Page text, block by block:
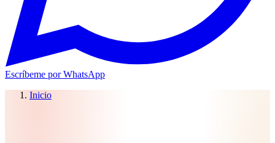
Escríbeme por WhatsApp
Inicio